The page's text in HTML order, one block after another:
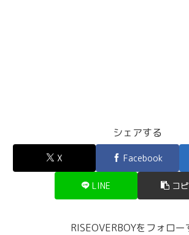
シェアする
X Facebook
LINE コ
RISEOVERBOYをフォロー